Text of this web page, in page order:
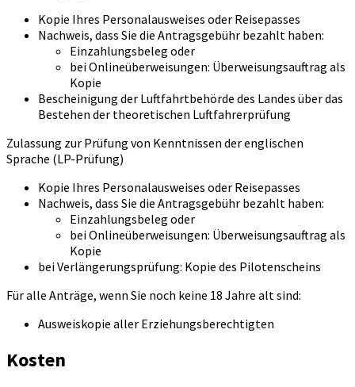
Kopie Ihres Personalausweises oder Reisepasses
Nachweis, dass Sie die Antragsgebühr bezahlt haben:
Einzahlungsbeleg oder
bei Onlineüberweisungen: Überweisungsauftrag als
Kopie
Bescheinigung der Luftfahrtbehörde des Landes über das
Bestehen der theoretischen Luftfahrerprüfung
Zulassung zur Prüfung von Kenntnissen der englischen
Sprache (LP-Prüfung)
Kopie Ihres Personalausweises oder Reisepasses
Nachweis, dass Sie die Antragsgebühr bezahlt haben:
Einzahlungsbeleg oder
bei Onlineüberweisungen: Überweisungsauftrag als
Kopie
bei Verlängerungsprüfung: Kopie des Pilotenscheins
Für alle Anträge, wenn Sie noch keine 18 Jahre alt sind:
Ausweiskopie aller Erziehungsberechtigten
Kosten